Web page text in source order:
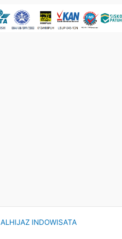
ALHIJAZ INDOWISATA